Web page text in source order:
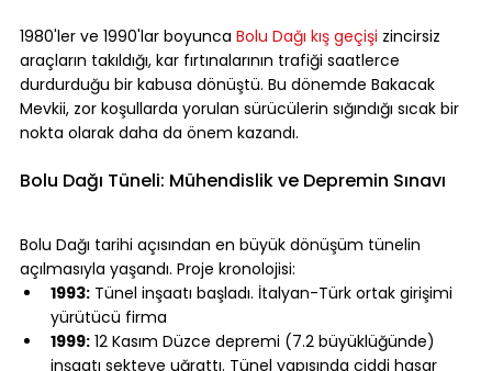
1980'ler ve 1990'lar boyunca Bolu Dağı kış geçişi zincirsiz
araçların takıldığı, kar fırtınalarının trafiği saatlerce
durdurduğu bir kabusa dönüştü. Bu dönemde Bakacak
Mevkii, zor koşullarda yorulan sürücülerin sığındığı sıcak bir
nokta olarak daha da önem kazandı.
Bolu Dağı Tüneli: Mühendislik ve Depremin Sınavı
Bolu Dağı tarihi açısından en büyük dönüşüm tünelin
açılmasıyla yaşandı. Proje kronolojisi:
1993: Tünel inşaatı başladı. İtalyan-Türk ortak girişimi
yürütücü firma
1999: 12 Kasım Düzce depremi (7.2 büyüklüğünde)
inşaatı sekteye uğrattı. Tünel yapısında ciddi hasar